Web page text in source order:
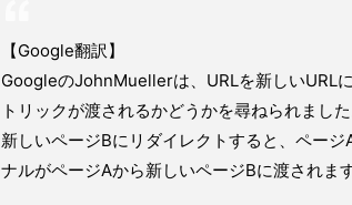
【Google翻訳】
GoogleのJohnMuellerは、URLを新しいURL
トリックが渡されるかどうかを尋ねられまし
新しいページBにリダイレクトすると、ペー
ナルがページAから新しいページBに渡されます